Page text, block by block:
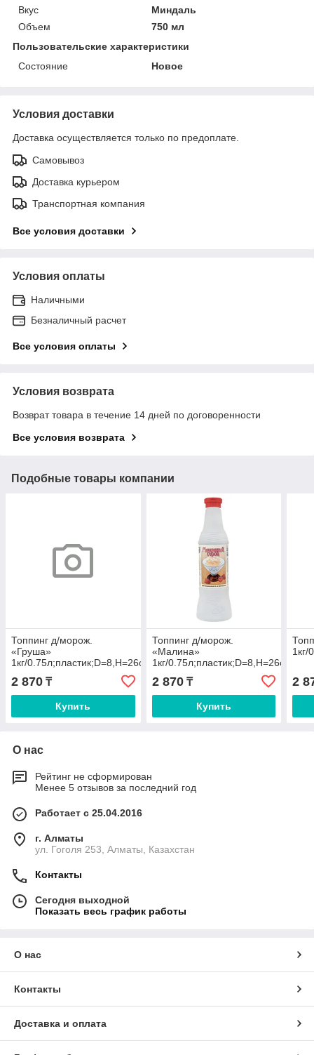
Вкус
Миндаль
Объем
750 мл
Пользовательские характеристики
Состояние
Новое
Условия доставки
Доставка осуществляется только по предоплате.
Самовывоз
Доставка курьером
Транспортная компания
Все условия доставки
Условия оплаты
Наличными
Безналичный расчет
Все условия оплаты
Условия возврата
Возврат товара в течение 14 дней по договоренности
Все условия возврата
Подобные товары компании
Топпинг д/морож.
«Груша»
1кг/0.75л;пластик;D=8,H=26см
2 870 ₸
Купить
Топпинг д/морож.
«Малина»
1кг/0.75л;пластик;D=8,H=26см
2 870₸
Купить
1кг/
2
О нас
Рейтинг не сформирован
Менее 5 отзывов за последний год
Работает с 25.04.2016
г. Алматы
ул. Гоголя 253, Алматы, Казахстан
Контакты
Сегодня выходной
Показать весь график работы
О нас
Контакты
Доставка и оплата